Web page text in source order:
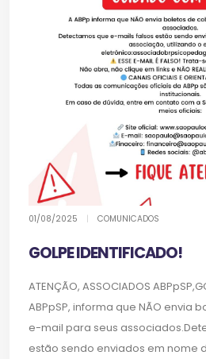
01/08/2025 COMUNICADOS
GOLPE IDENTIFICADO!
ATENÇÃO, ASSOCIADOS
ABPpSP, informa que NÃO envia
e-mail para seus
estão sendo enviados em nome